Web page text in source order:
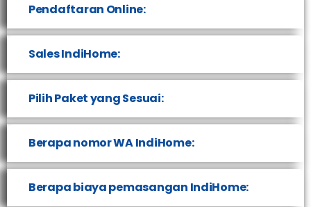
Pendaftaran Online:
Sales IndiHome:
Pilih Paket yang Sesuai:
Berapa nomor WA IndiHome:
Berapa biaya pemasangan IndiHome: